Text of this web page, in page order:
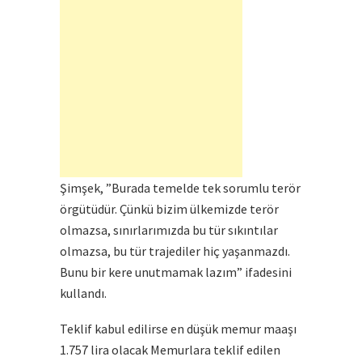
Şimşek, ”Burada temelde tek sorumlu terör
örgütüdür. Çünkü bizim ülkemizde terör
olmazsa, sınırlarımızda bu tür sıkıntılar
olmazsa, bu tür trajediler hiç yaşanmazdı.
Bunu bir kere unutmamak lazım” ifadesini
kullandı.
Teklif kabul edilirse en düşük memur maaşı
1.757 lira olacak Memurlara teklif edilen